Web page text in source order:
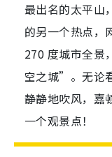
最出名的太平
的另一个热点，
270 度城市全景
空之城”。无论
静静地吹风，嘉
一个观景点！